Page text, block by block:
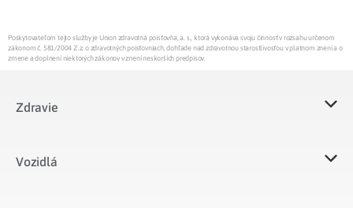
Poskytovateľom tejto služby je Union zdravotná poisťovňa, a. s., ktorá vykonáva svoju činnosť v rozsahu určenom
zákonom č. 581/2004 Z.z. o zdravotných poisťovniach, dohľade nad zdravotnou starostlivosťou v platnom znení a o
zmene a doplnení niektorých zákonov v znení neskorších predpisov.
Zdravie
Vozidlá​